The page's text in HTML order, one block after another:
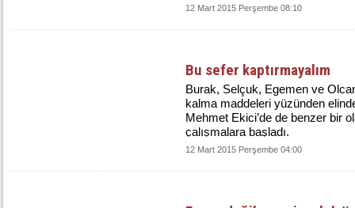
12 Mart 2015 Perşembe 08:10
Bu sefer kaptırmayalım
Burak, Selçuk, Egemen ve
kalma maddeleri yüzünden
Mehmet Ekici’de de benzer bir
çalışmalara başladı.
12 Mart 2015 Perşembe 04:00